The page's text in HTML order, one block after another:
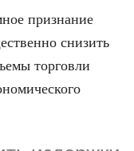
признание
снизить
торговли